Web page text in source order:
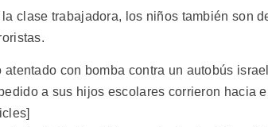
clase trabajadora, los niños también son
atentado con bomba contra un autobús
a sus hijos escolares corrieron hacia